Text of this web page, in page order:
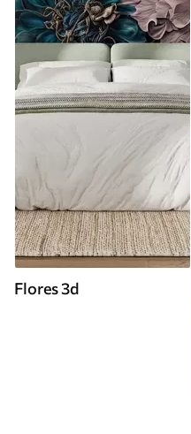
Flores 3d